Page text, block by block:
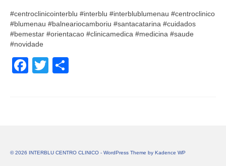
#centroclinicointerblu #interblu #interblublumenau #centroclinico
#blumenau #balneariocamboriu #santacatarina #cuidados
#bemestar #orientacao #clinicamedica #medicina #saude
#novidade
Facebook
Twitter
© 2026 INTERBLU CENTRO CLINICO - WordPress Theme by Kadence WP